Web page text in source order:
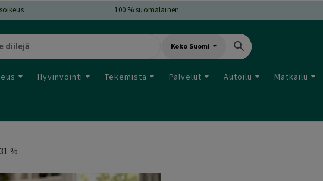
100 % suomalainen
Koko Suomi
Hyvinvointi Tekemistä Palvelut Autoilu Matkailu
%